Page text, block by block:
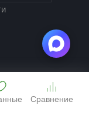
Сравнение